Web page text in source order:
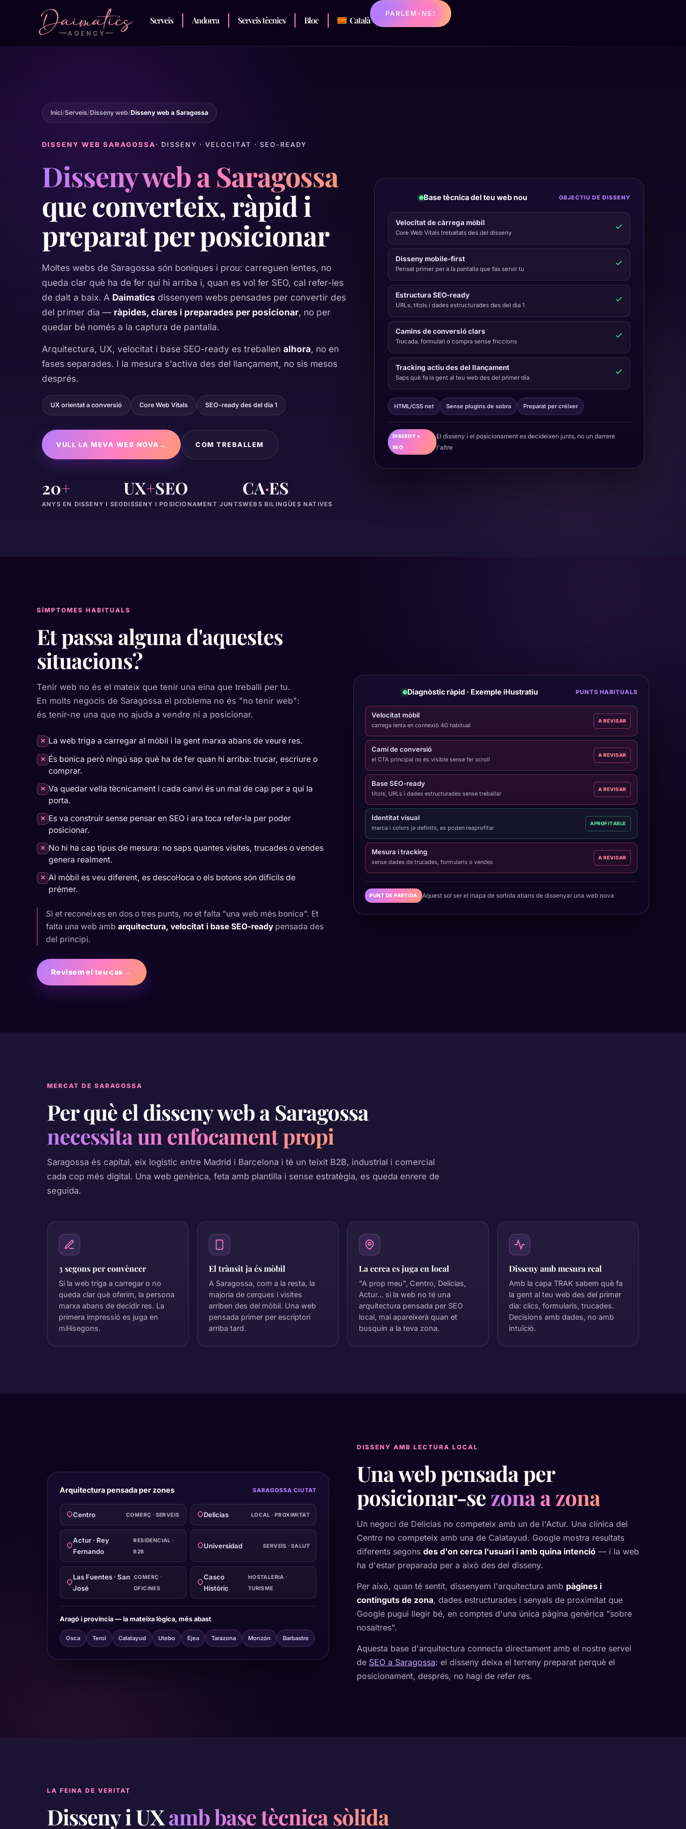
Serveis Andorra Serveis tècnics Bloc Català
PARLEM-NE!
Inici/Serveis/Disseny web/Disseny web a Saragossa
DISSENY WEB SARAGOSSA· DISSENY · VELOCITAT · SEO-READY
Disseny web a Saragossa
que converteix, ràpid i
preparat per posicionar
Moltes webs de Saragossa són boniques i prou: carreguen lentes, no
queda clar què ha de fer qui hi arriba i, quan es vol fer SEO, cal refer-les
de dalt a baix. A Daimatics dissenyem webs pensades per convertir des
del primer dia — ràpides, clares i preparades per posicionar, no per
quedar bé només a la captura de pantalla.
Arquitectura, UX, velocitat i base SEO-ready es treballen alhora, no en
fases separades. I la mesura s'activa des del llançament, no sis mesos
després.
UX orientat a conversió Core Web Vitals SEO-ready des del dia 1
VULL LA MEVA WEB NOVA → COM TREBALLEM
20+
ANYS EN DISSENY I SEO
UX+SEO
DISSENY I POSICIONAMENT JUNTS
CA·ES
WEBS BILINGÜES NATIVES
Base tècnica del teu web nou OBJECTIU DE DISSENY
Velocitat de càrrega mòbil
Core Web Vitals treballats des del disseny
Disseny mobile-first
Pensat primer per a la pantalla que fas servir tu
Estructura SEO-ready
URLs, títols i dades estructurades des del dia 1
Camins de conversió clars
Trucada, formulari o compra sense friccions
Tracking actiu des del llançament
Saps què fa la gent al teu web des del primer dia
HTML/CSS net Sense plugins de sobra Preparat per créixer
DISSENY +
SEO
El disseny i el posicionament es decideixen junts, no un darrere
l'altre
SÍMPTOMES HABITUALS
Et passa alguna d'aquestes
situacions?
Tenir web no és el mateix que tenir una eina que treballi per tu.
En molts negocis de Saragossa el problema no és "no tenir web":
és tenir-ne una que no ajuda a vendre ni a posicionar.
✕ La web triga a carregar al mòbil i la gent marxa abans de veure res.
✕ És bonica però ningú sap què ha de fer quan hi arriba: trucar, escriure o
comprar.
✕ Va quedar vella tècnicament i cada canvi és un mal de cap per a qui la
porta.
✕ Es va construir sense pensar en SEO i ara toca refer-la per poder
posicionar.
✕ No hi ha cap tipus de mesura: no saps quantes visites, trucades o vendes
genera realment.
✕ Al mòbil es veu diferent, es descol·loca o els botons són difícils de
prémer.
Si et reconeixes en dos o tres punts, no et falta "una web més bonica". Et
falta una web amb arquitectura, velocitat i base SEO-ready pensada des
del principi.
Revisem el teu cas →
Diagnòstic ràpid · Exemple il·lustratiu PUNTS HABITUALS
Velocitat mòbil
carrega lenta en connexió 4G habitual
A REVISAR
Camí de conversió
el CTA principal no és visible sense fer scroll
A REVISAR
Base SEO-ready
títols, URLs i dades estructurades sense treballar
A REVISAR
Identitat visual
marca i colors ja definits, es poden reaprofitar
APROFITABLE
Mesura i tracking
sense dades de trucades, formularis o vendes
A REVISAR
PUNT DE PARTIDA Aquest sol ser el mapa de sortida abans de dissenyar una web nova
MERCAT DE SARAGOSSA
Per què el disseny web a Saragossa
necessita un enfocament propi
Saragossa és capital, eix logístic entre Madrid i Barcelona i té un teixit B2B, industrial i comercial
cada cop més digital. Una web genèrica, feta amb plantilla i sense estratègia, es queda enrere de
seguida.
3 segons per convèncer
Si la web triga a carregar o no
queda clar què oferim, la persona
marxa abans de decidir res. La
primera impressió es juga en
mil·lisegons.
El trànsit ja és mòbil
A Saragossa, com a la resta, la
majoria de cerques i visites
arriben des del mòbil. Una web
pensada primer per escriptori
arriba tard.
La cerca es juga en local
"A prop meu", Centro, Delicias,
Actur… si la web no té una
arquitectura pensada per SEO
local, mai apareixerà quan et
busquin a la teva zona.
Disseny amb mesura real
Amb la capa TRAK sabem què fa
la gent al teu web des del primer
dia: clics, formularis, trucades.
Decisions amb dades, no amb
intuïció.
Arquitectura pensada per zones SARAGOSSA CIUTAT
Centro COMERÇ · SERVEIS Delicias LOCAL · PROXIMITAT
Actur · Rey
Fernando
RESIDENCIAL ·
B2B
Universidad SERVEIS · SALUT
Las Fuentes · San
José
COMERÇ ·
OFICINES
Casco
Històric
HOSTALERIA ·
TURISME
Aragó i província — la mateixa lògica, més abast
Osca Terol Calatayud Utebo Ejea Tarazona Monzón Barbastre
DISSENY AMB LECTURA LOCAL
Una web pensada per
posicionar-sezona a zona
Un negoci de Delicias no competeix amb un de l'Actur. Una clínica del
Centro no competeix amb una de Calatayud. Google mostra resultats
diferents segons des d'on cerca l'usuari i amb quina intenció — i la web
ha d'estar preparada per a això des del disseny.
Per això, quan té sentit, dissenyem l'arquitectura amb pàgines i
continguts de zona, dades estructurades i senyals de proximitat que
Google pugui llegir bé, en comptes d'una única pàgina genèrica "sobre
nosaltres".
Aquesta base d'arquitectura connecta directament amb el nostre servei
de SEO a Saragossa: el disseny deixa el terreny preparat perquè el
posicionament, després, no hagi de refer res.
LA FEINA DE VERITAT
Disseny i UXamb base tècnica sòlida